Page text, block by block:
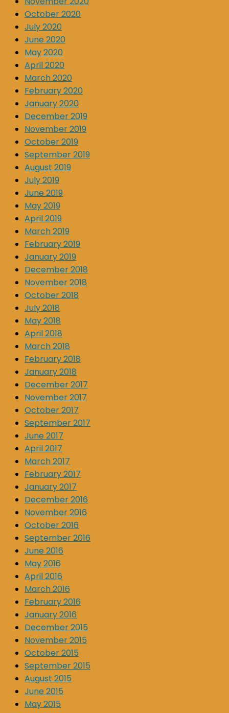
October 2020
July 2020
June 2020
May 2020
April 2020
March 2020
February 2020
January 2020
December 2019
November 2019
October 2019
September 2019
August 2019
July 2019
June 2019
May 2019
April 2019
March 2019
February 2019
January 2019
December 2018
November 2018
October 2018
July 2018
May 2018
April 2018
March 2018
February 2018
January 2018
December 2017
November 2017
October 2017
September 2017
June 2017
April 2017
March 2017
February 2017
January 2017
December 2016
November 2016
October 2016
September 2016
June 2016
May 2016
April 2016
March 2016
February 2016
January 2016
December 2015
November 2015
October 2015
September 2015
August 2015
June 2015
May 2015